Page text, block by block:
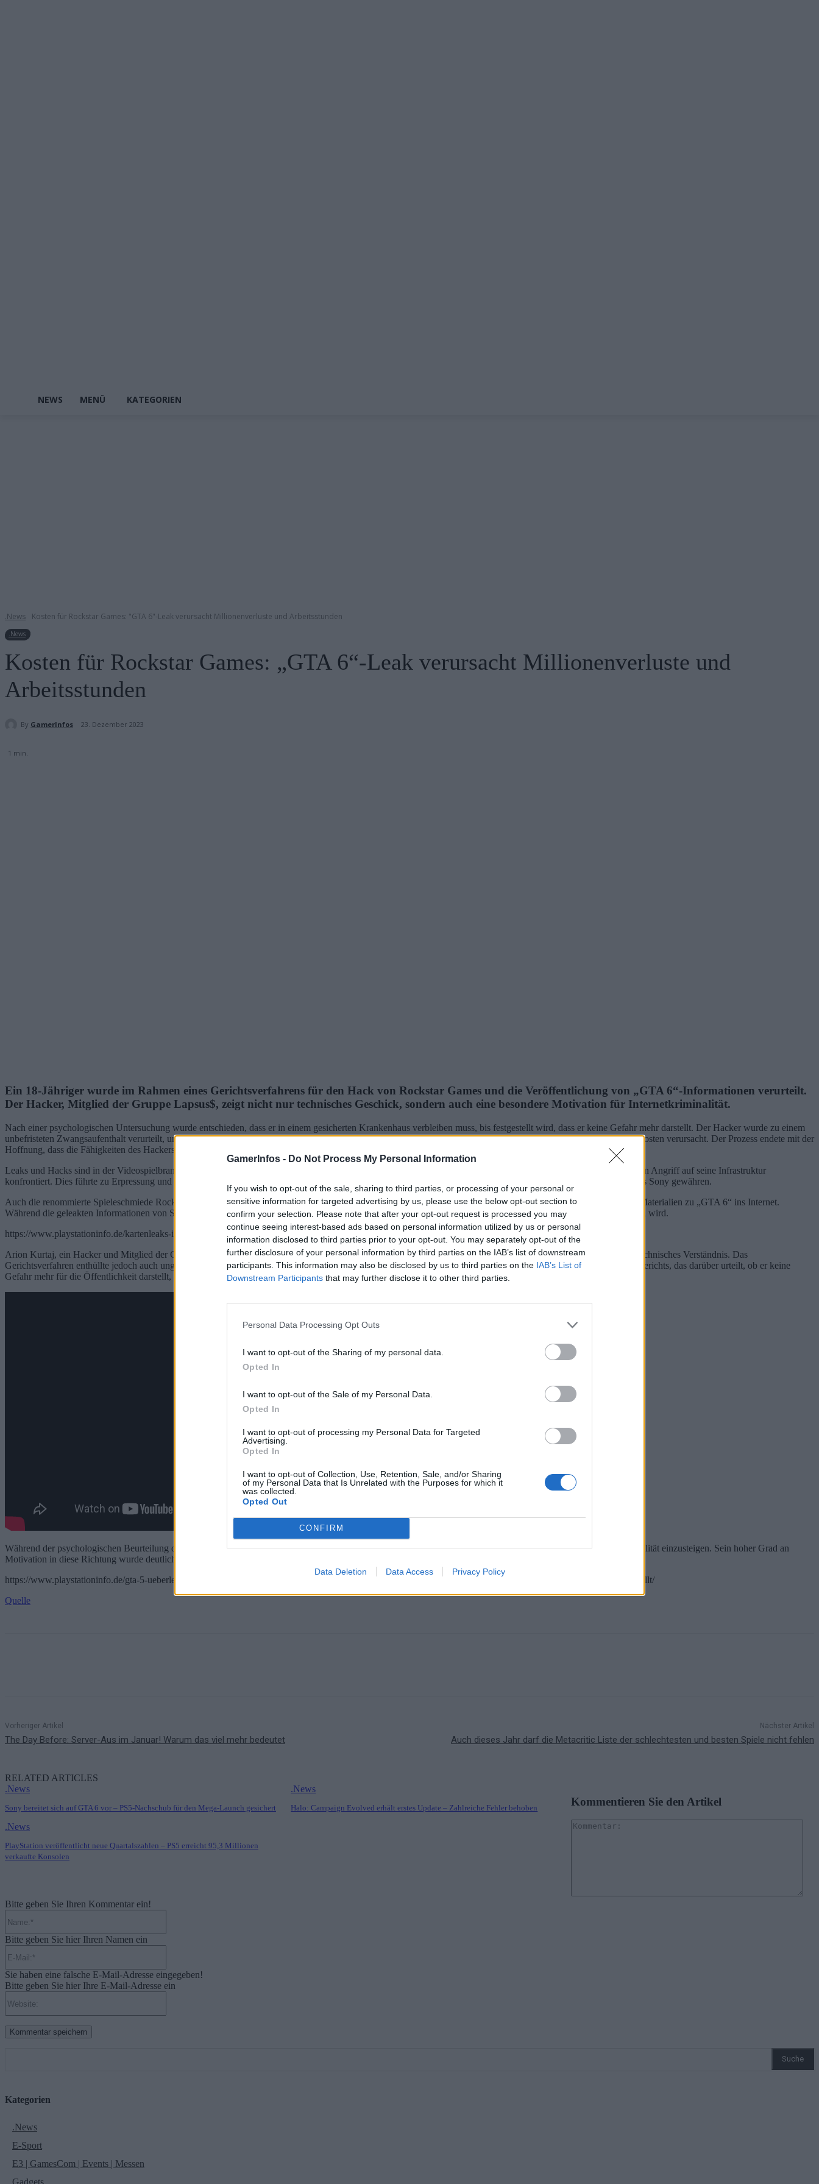
GamerInfos - Do Not Process My Personal Information
If you wish to opt-out of the sale, sharing to third parties, or processing of your personal or
sensitive information for targeted advertising by us, please use the below opt-out section to
confirm your selection. Please note that after your opt-out request is processed you may
continue seeing interest-based ads based on personal information utilized by us or personal
information disclosed to third parties prior to your opt-out. You may separately opt-out of the
further disclosure of your personal information by third parties on the IAB’s list of downstream
participants. This information may also be disclosed by us to third parties on the IAB’s List of
Downstream Participants that may further disclose it to other third parties.
Personal Data Processing Opt Outs
I want to opt-out of the Sharing of my personal data.
Opted In
I want to opt-out of the Sale of my Personal Data.
Opted In
I want to opt-out of processing my Personal Data for Targeted
Advertising.
Opted In
I want to opt-out of Collection, Use, Retention, Sale, and/or Sharing
of my Personal Data that Is Unrelated with the Purposes for which it
was collected.
Opted Out
CONFIRM
Data Deletion Data Access Privacy Policy
NEWS MENÜ KATEGORIEN
.News Kosten für Rockstar Games: "GTA 6"-Leak verursacht Millionenverluste und Arbeitsstunden
.News
Kosten für Rockstar Games: „GTA 6“-Leak verursacht Millionenverluste und
Arbeitsstunden
By GamerInfos 23. Dezember 2023
1 min.
Ein 18-Jähriger wurde im Rahmen eines Gerichtsverfahrens für den Hack von Rockstar Games und die Veröffentlichung von „GTA 6“-Informationen verurteilt.
Der Hacker, Mitglied der Gruppe Lapsus$, zeigt nicht nur technisches Geschick, sondern auch eine besondere Motivation für Internetkriminalität.
Nach einer psychologischen Untersuchung wurde entschieden, dass er in einem gesicherten Krankenhaus verbleiben muss, bis festgestellt wird, dass er keine Gefahr mehr darstellt. Der Hacker wurde zu einem
unbefristeten Zwangsaufenthalt verurteilt, und sein Autismus wurde als nicht verhandlungsfähig eingestuft. Der Angriff und Leak haben Rockstar Games erhebliche Kosten verursacht. Der Prozess endete mit der
Hoffnung, dass die Fähigkeiten des Hackers unter Betreuung in eine positive Richtung gelenkt werden können.
Leaks und Hacks sind in der Videospielbranche ein anhaltendes Problem. In den letzten Wochen sah sich beispielsweise Insomniac Games mit einem schwerwiegenden Angriff auf seine Infrastruktur
konfrontiert. Dies führte zu Erpressung und der Veröffentlichung sensibler Informationen, die Einblicke in die Planungen des „Spider-Man“-Studios und des Publishers Sony gewähren.
Auch die renommierte Spieleschmiede Rockstar Games blieb nicht von solchen Vorfällen verschont. Im vergangenen Jahr gelangten nach einem Hack umfangreiche Materialien zu „GTA 6“ ins Internet.
Während die geleakten Informationen von Sony und Insomniac Games möglicherweise nur in der Planungsphase stecken, steht fest, dass „GTA 6“ definitiv erscheinen wird.
https://www.playstationinfo.de/kartenleaks-in-gta-6-hinweise-auf-mehrere-staedte-und-inseln/
Arion Kurtaj, ein Hacker und Mitglied der Gruppe Lapsus$, trug maßgeblich zur Attacke auf die Server von Rockstar Games bei und zeigte damit sein tiefgehendes technisches Verständnis. Das
Gerichtsverfahren enthüllte jedoch auch ungewöhnliche Umstände. Gemäß der gerichtlichen Anordnung muss Kurtaj bis zu einer Entscheidung eines spezialisierten Gerichts, das darüber urteilt, ob er keine
Gefahr mehr für die Öffentlichkeit darstellt, in einem gesicherten Krankenhaus verbleiben.
Während der psychologischen Beurteilung des Hackers stellten Ärzte fest, dass Kurtaj weiterhin die Absicht äußerte, so bald wie möglich wieder in die Internetkriminalität einzusteigen. Sein hoher Grad an
Motivation in diese Richtung wurde deutlich. Diese Entwicklungen wurden erst kürzlich von uns berichtet.
https://www.playstationinfo.de/gta-5-ueberlebt-die-zeit-fan-trailer-von-gta-6-sprengt-die-erwartungen-die-atemberaubende-qualitaet-die-das-original-in-den-schatten-stellt/
Quelle
Vorheriger Artikel
The Day Before: Server-Aus im Januar! Warum das viel mehr bedeutet
Nächster Artikel
Auch dieses Jahr darf die Metacritic Liste der schlechtesten und besten Spiele nicht fehlen
RELATED ARTICLES
.News
Sony bereitet sich auf GTA 6 vor – PS5-Nachschub für den Mega-Launch gesichert
.News
Halo: Campaign Evolved erhält erstes Update – Zahlreiche Fehler behoben
.News
PlayStation veröffentlicht neue Quartalszahlen – PS5 erreicht 95,3 Millionen
verkaufte Konsolen
Kommentieren Sie den Artikel
Bitte geben Sie Ihren Kommentar ein!
Bitte geben Sie hier Ihren Namen ein
Sie haben eine falsche E-Mail-Adresse eingegeben!
Bitte geben Sie hier Ihre E-Mail-Adresse ein
Suche
Kategorien
.News
E-Sport
E3 | GamesCom | Events | Messen
Gadgets